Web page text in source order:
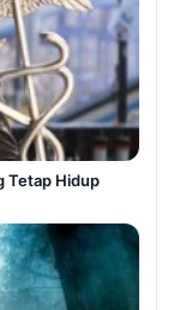
Tetap Hidup